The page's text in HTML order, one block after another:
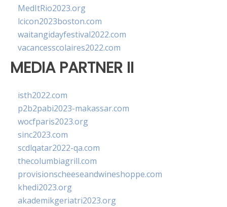
MedItRio2023.org
lcicon2023boston.com
waitangidayfestival2022.com
vacancesscolaires2022.com
MEDIA PARTNER II
isth2022.com
p2b2pabi2023-makassar.com
wocfparis2023.org
sinc2023.com
scdlqatar2022-qa.com
thecolumbiagrill.com
provisionscheeseandwineshoppe.com
khedi2023.org
akademikgeriatri2023.org